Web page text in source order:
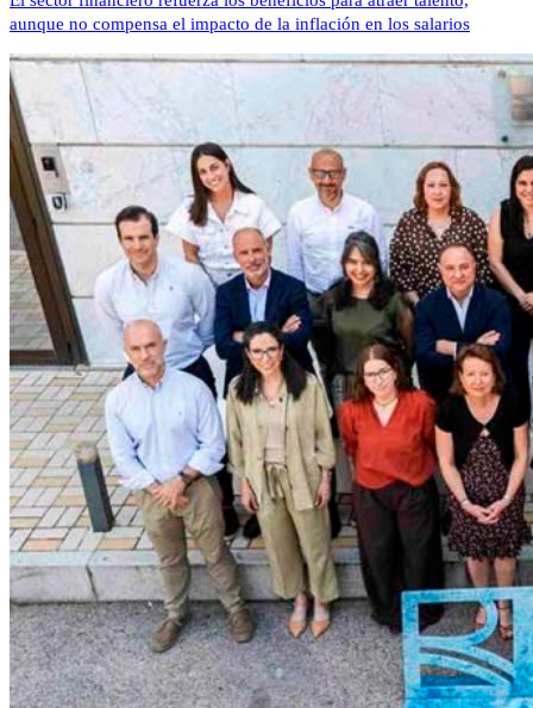
aunque no compensa el impacto de la inflación en los salarios